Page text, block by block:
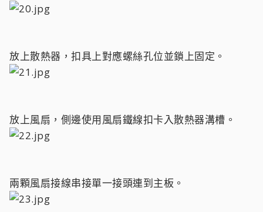
放上散熱器，扣具上對應螺絲孔位並鎖上固定。
放上風扇，側邊使用風扇鐵線扣卡入散熱器溝槽。
兩顆風扇接線串接單一接頭連到主板。